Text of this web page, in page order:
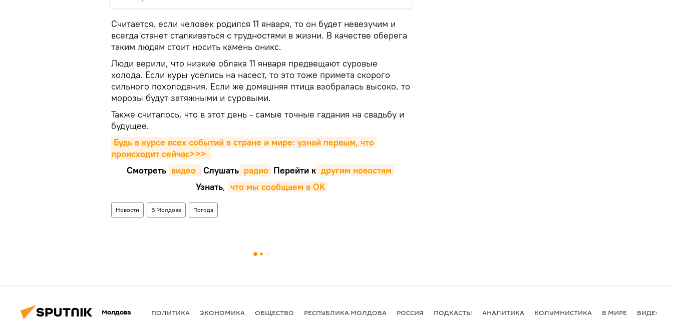
Считается, если человек родился 11 января, то он будет невезучим и
всегда станет сталкиваться с трудностями в жизни. В качестве оберега
таким людям стоит носить камень оникс.
Люди верили, что низкие облака 11 января предвещают суровые
холода. Если куры уселись на насест, то это тоже примета скорого
сильного похолодания. Если же домашняя птица взобралась высоко, то
морозы будут затяжными и суровыми.
Также считалось, что в этот день - самые точные гадания на свадьбу и
будущее.
Будь в курсе всех событий в стране и мире: узнай первым, что
происходит сейчаc>>>
Смотреть видео Cлушать радио Перейти к другим новостям
Узнать, что мы сообщаем в OK
Новости В Молдове Погода
Молдова ПОЛИТИКА ЭКОНОМИКА ОБЩЕСТВО РЕСПУБЛИКА МОЛДОВА РОССИЯ ПОДКАСТЫ АНАЛИТИКА КОЛУМНИСТИКА В МИРЕ ВИДЕО